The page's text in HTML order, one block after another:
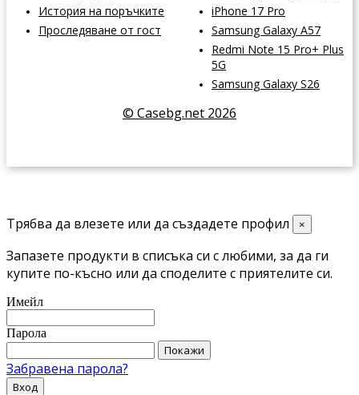
История на поръчките
Проследяване от гост
iPhone 17 Pro
Samsung Galaxy A57
Redmi Note 15 Pro+ Plus
5G
Samsung Galaxy S26
© Casebg.net 2026
Трябва да влезете или да създадете профил ×
Запазете продукти в списъка си с любими, за да ги
купите по-късно или да споделите с приятелите си.
Имейл
Парола
Покажи
Забравена парола?
Вход